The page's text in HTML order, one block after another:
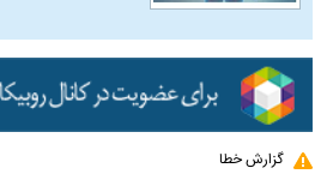
گزارش خطا